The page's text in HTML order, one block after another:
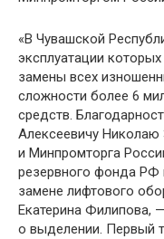
«В Чувашской
эксплуатации
замены всех
сложности более 6
средств.
Алексеевичу
и Минпромторга
резервного фонда РФ
замене лифтового
Екатерина Филипова,
о выделении. Первый